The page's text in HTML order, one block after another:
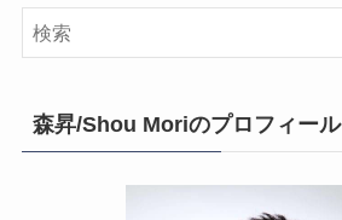
森昇/Shou Moriのプロフィール